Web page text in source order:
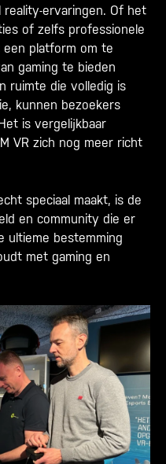
ervaringen. Of het
of zelfs professionele
een platform om te
gaming te bieden
ruimte die volledig is
kunnen bezoekers
is vergelijkbaar
VR zich nog meer richt
speciaal maakt, is de
en community die er
ultieme bestemming
met gaming en